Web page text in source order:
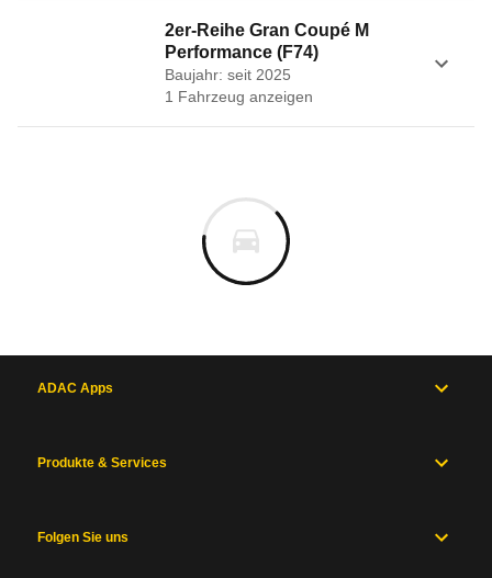
2er-Reihe Gran Coupé M
Performance (F74)
Baujahr: seit 2025
1 Fahrzeug anzeigen
ADAC Apps
Produkte & Services
Folgen Sie uns